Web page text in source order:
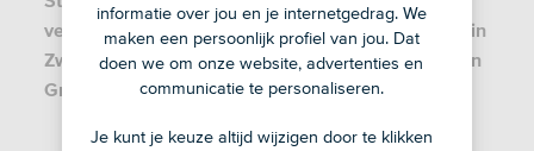
versteende voortuinen van sociale huurwoningen in
Zwolle. De straatboeren zijn inmiddels ook actief in
Groningen, Deventer, Utrecht, Huizen en Hattem.
informatie over jou en je internetgedrag. We
maken een persoonlijk profiel van jou. Dat
doen we om onze website, advertenties en
communicatie te personaliseren.
Je kunt je keuze altijd wijzigen door te klikken